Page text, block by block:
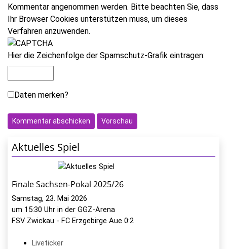
Kommentar angenommen werden. Bitte beachten Sie, dass
Ihr Browser Cookies unterstützen muss, um dieses
Verfahren anzuwenden.
Hier die Zeichenfolge der Spamschutz-Grafik eintragen:
Daten merken?
Aktuelles Spiel
Finale Sachsen-Pokal 2025/26
Samstag, 23. Mai 2026
um 15:30 Uhr in der GGZ-Arena
FSV Zwickau - FC Erzgebirge Aue 0:2
Liveticker